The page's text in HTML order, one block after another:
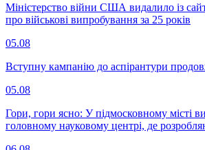
Міністерство війни США видалило із
про військові випробування за 25 років
05.08
Вступну кампанію до аспірантури
05.08
Гори, гори ясно: У підмосковному місті
головному науковому центрі, де